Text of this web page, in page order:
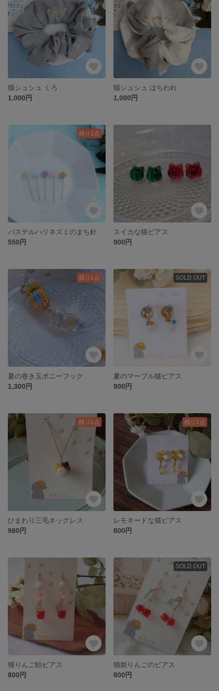
猫シュシュ くろ
1,000円
猫シュシュ はちわれ
1,000円
残り1点
パステルハリネズミのまち針
550円
スイカな猫ピアス
900円
残り1点
夏の巻き玉ポニーフック
1,300円
SOLD OUT
夏のマーブル猫ピアス
900円
残り1点
ひまわり三毛ネックレス
980円
残り1点
レモネードな猫ピアス
800円
猫りんご飴ピアス
800円
SOLD OUT
猫姫りんごのピアス
800円